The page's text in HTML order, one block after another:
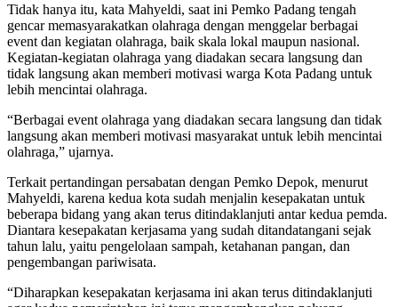
Tidak hanya itu, kata Mahyeldi, saat ini Pemko Padang tengah
gencar memasyarakatkan olahraga dengan menggelar berbagai
event dan kegiatan olahraga, baik skala lokal maupun nasional.
Kegiatan-kegiatan olahraga yang diadakan secara langsung dan
tidak langsung akan memberi motivasi warga Kota Padang untuk
lebih mencintai olahraga.
“Berbagai event olahraga yang diadakan secara langsung dan tidak
langsung akan memberi motivasi masyarakat untuk lebih mencintai
olahraga,” ujarnya.
Terkait pertandingan persabatan dengan Pemko Depok, menurut
Mahyeldi, karena kedua kota sudah menjalin kesepakatan untuk
beberapa bidang yang akan terus ditindaklanjuti antar kedua pemda.
Diantara kesepakatan kerjasama yang sudah ditandatangani sejak
tahun lalu, yaitu pengelolaan sampah, ketahanan pangan, dan
pengembangan pariwisata.
“Diharapkan kesepakatan kerjasama ini akan terus ditindaklanjuti